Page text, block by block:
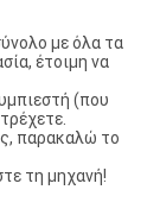
με όλα τα
έτοιμη να
(που
παρακαλώ το
τη μηχανή!